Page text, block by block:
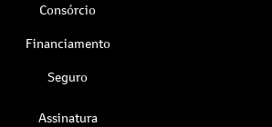
Consórcio
Financiamento
Seguro
Assinatura